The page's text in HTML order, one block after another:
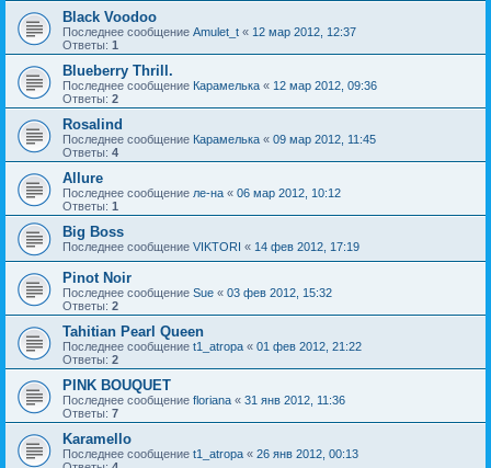
Black Voodoo
Последнее сообщение Amulet_t « 12 мар 2012, 12:37
Ответы: 1
Blueberry Thrill.
Последнее сообщение Карамелька « 12 мар 2012, 09:36
Ответы: 2
Rosalind
Последнее сообщение Карамелька « 09 мар 2012, 11:45
Ответы: 4
Allure
Последнее сообщение ле-на « 06 мар 2012, 10:12
Ответы: 1
Big Boss
Последнее сообщение VIKTORI « 14 фев 2012, 17:19
Pinot Noir
Последнее сообщение Sue « 03 фев 2012, 15:32
Ответы: 2
Tahitian Pearl Queen
Последнее сообщение t1_atropa « 01 фев 2012, 21:22
Ответы: 2
PINK BOUQUET
Последнее сообщение floriana « 31 янв 2012, 11:36
Ответы: 7
Karamello
Последнее сообщение t1_atropa « 26 янв 2012, 00:13